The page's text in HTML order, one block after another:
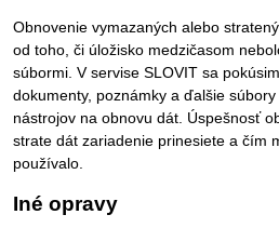
Obnovenie vymazaných alebo
od toho, či úložisko medzičasom
súbormi. V servise SLOVIT sa
dokumenty, poznámky a ďalšie
nástrojov na obnovu dát. Úspešnosť
strate dát zariadenie prinesiete a čím
používalo.
Iné opravy